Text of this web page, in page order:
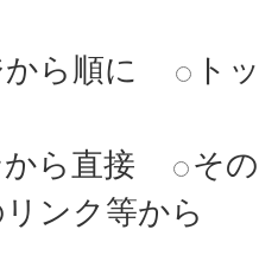
ら順に
ト
ら直接
そ
ンク等から